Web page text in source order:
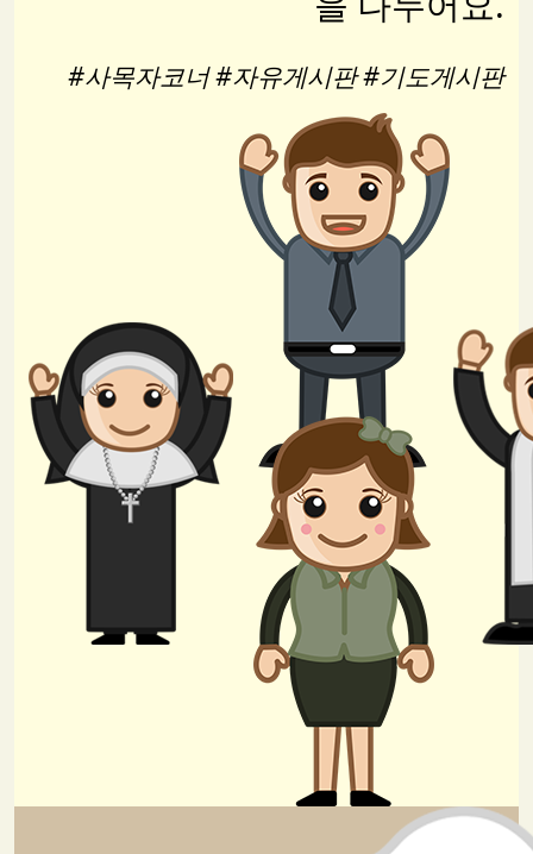
#사목자코너 #자유게시판 #기도게시판